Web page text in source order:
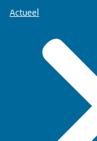
Actueel